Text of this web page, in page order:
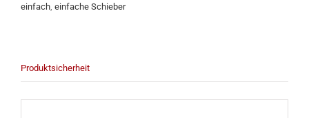
einfach, einfache Schieber
Produktsicherheit